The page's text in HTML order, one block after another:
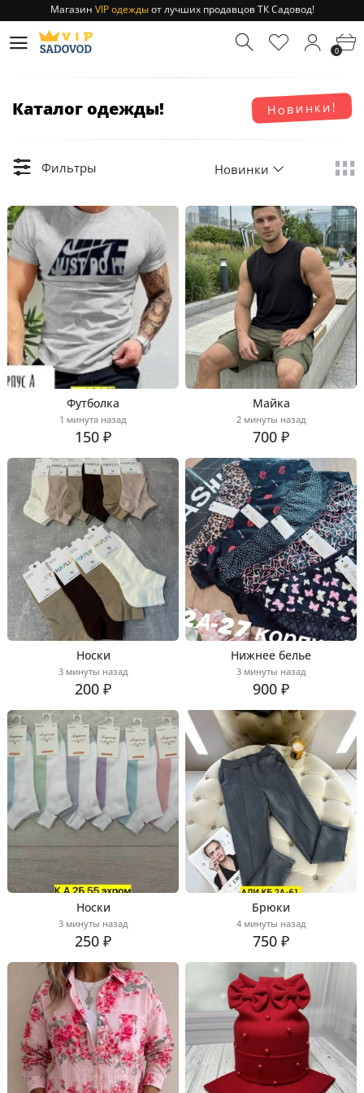
Отправление заказа 1-3 дняпо РФ и МСК!
Магазин
от лучших продавцов ТК Садовод!
0
Новинки!
Каталог одежды!
Фильтры Новинки
Футболка
1 минута назад
150 ₽
Майка
2 минуты назад
700 ₽
Носки
3 минуты назад
200 ₽
Нижнее белье
3 минуты назад
900 ₽
Носки
3 минуты назад
250 ₽
Брюки
4 минуты назад
750 ₽